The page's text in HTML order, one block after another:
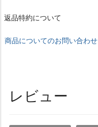
返品特約について
商品についてのお問い合わせ
レビュー